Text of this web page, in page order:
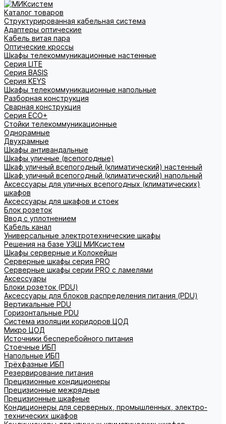
Каталог товаров
Структурированная кабельная система
Адаптеры оптические
Кабель витая пара
Оптические кроссы
Шкафы телекоммуникационные настенные
Cерия LITE
Cерия BASIS
Cерия KEYS
Шкафы телекоммуникационные напольные
Разборная конструкция
Сварная конструкция
Серия ECO+
Стойки телекоммуникационные
Однорамные
Двухрамные
Шкафы антивандальные
Шкафы уличные (всепогодные)
Шкаф уличный всепогодный (климатический) настенный
Шкаф уличный всепогодный (климатический) напольный
Аксессуары для уличных всепогодных (климатических)
шкафов
Аксессуары для шкафов и стоек
Блок розеток
Ввод с уплотнением
Кабель канал
Универсальные электротехнические шкафы
Решения на базе УЭШ МИКсистем
Шкафы серверные и Колокейшн
Серверные шкафы серия PRO
Серверные шкафы серии PRO с ламелями
Аксессуары
Блоки розеток (PDU)
Аксессуары для блоков распределения питания (PDU)
Вертикальные PDU
Горизонтальные PDU
Система изоляции коридоров ЦОД
Микро ЦОД
Источники бесперебойного питания
Стоечные ИБП
Напольные ИБП
Трёхфазные ИБП
Резервирование питания
Прецизионные кондиционеры
Прецизионные межрядные
Прецизионные шкафные
Кондиционеры для серверных, промышленных, электро-
технических шкафов